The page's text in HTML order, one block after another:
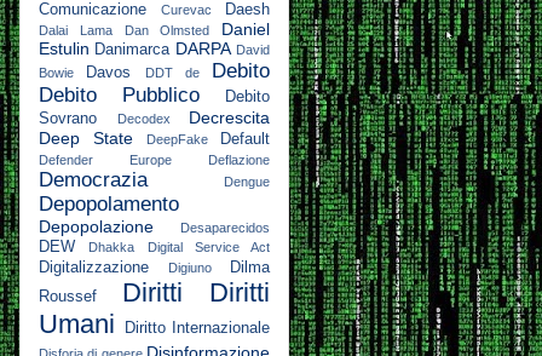
Comunicazione
Curevac Daesh
Dalai Lama Dan Olmsted
Daniel
Estulin Danimarca DARPA David
Bowie
Davos DDT de
Debito
Debito Pubblico
Debito
Sovrano
Decodex
Decrescita
Deep State
DeepFake Default
Defender Europe Deflazione
Democrazia Dengue
Depopolamento
Depopolazione Desaparecidos
DEW Dhakka Digital Service Act
Digitalizzazione Digiuno
Dilma
Roussef
Diritti
Diritti
Umani
Diritto Internazionale